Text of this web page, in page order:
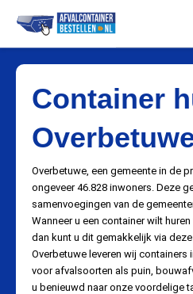
Container
Overbetuwe, een gemeente in de
ongeveer 46.828 inwoners. Deze
samenvoegingen van de
Wanneer u een container wilt
dan kunt u dit gemakkelijk via
Overbetuwe leveren wij containers
voor afvalsoorten als puin,
u benieuwd naar onze voordelige